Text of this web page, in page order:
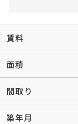
賃料
面積
間取り
築年月